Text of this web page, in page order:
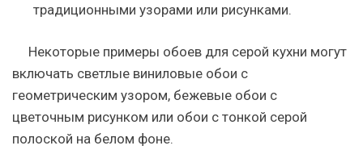
традиционными узорами или рисунками.
Некоторые примеры обоев для серой кухни могут
включать светлые виниловые обои с
геометрическим узором, бежевые обои с
цветочным рисунком или обои с тонкой серой
полоской на белом фоне.